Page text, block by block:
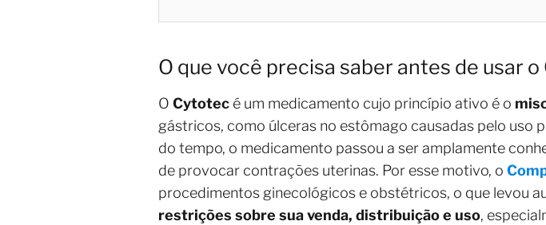
O que você precisa saber antes de usar
O Cytotec é um medicamento cujo princípio ativo é o
gástricos, como úlceras no estômago causadas pelo
do tempo, o medicamento passou a ser amplamente
de provocar contrações uterinas. Por esse motivo, o
procedimentos ginecológicos e obstétricos, o que levou
restrições sobre sua venda, distribuição e uso,